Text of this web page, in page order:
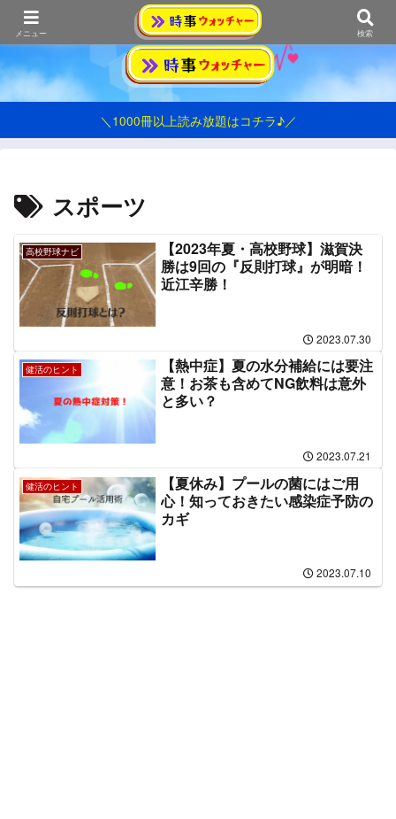
おうみ発シンプル情報ブログ
＼1000冊以上読み放題はコチラ♪／
スポーツ
高校野球ナビ
【2023年夏・高校野球】滋賀決
勝は9回の『反則打球』が明暗！
近江辛勝！
2023.07.30
健活のヒント
【熱中症】夏の水分補給には要注
意！お茶も含めてNG飲料は意外
と多い？
2023.07.21
健活のヒント
【夏休み】プールの菌にはご用
心！知っておきたい感染症予防の
カギ
2023.07.10
メニュー 検索